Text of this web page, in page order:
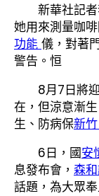
新華社記
她用來測量咖
功能 儀，對著
警告。恒
8月7日將
在，但涼意漸
生、防病保新
6日，國安
息發布會， 森
話題，為大眾奉